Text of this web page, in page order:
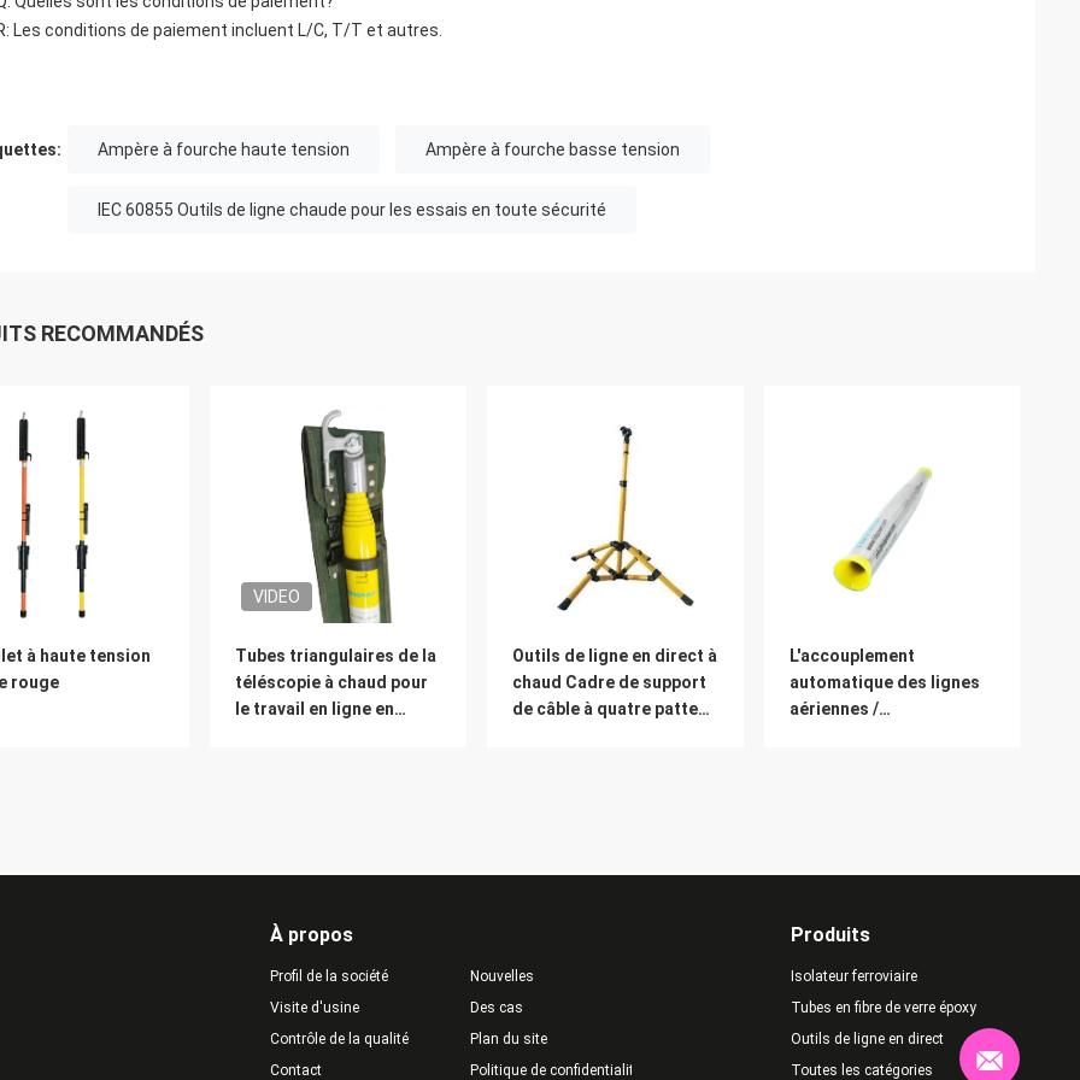
Les conditions de paiement incluent L/C, T/T et autres.
Ampère à fourche haute tension Ampère à fourche basse tension
IEC 60855 Outils de ligne chaude pour les essais en toute sécurité
RECOMMANDÉS
à haute tension
rouge
VIDEO
Tubes triangulaires de la
téléscopie à chaud pour
le travail en ligne en
Outils de ligne en direct à
chaud Cadre de support
de câble à quatre pattes
L'accouplement
automatique des lignes
aériennes /
À propos
Profil de la société
Visite d'usine
Contrôle de la qualité
Contact
Nouvelles
Des cas
Plan du site
Politique de confidentialité
Produits
Isolateur ferroviaire
Tubes en fibre de verre époxy
Outils de ligne en direct
Toutes les catégories